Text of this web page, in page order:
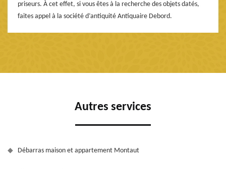
priseurs. À cet effet, si vous êtes à la recherche des objets datés,
faites appel à la société d’antiquité Antiquaire Debord.
Autres services
Débarras maison et appartement Montaut